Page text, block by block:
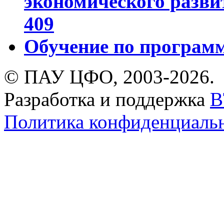
409
Обучение по
© ПАУ ЦФО, 2003-2026.
Разработка и поддержка
Политика